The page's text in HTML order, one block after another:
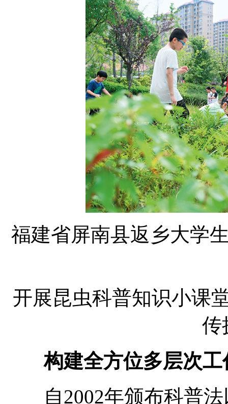
福建省屏南县返乡大学
开展昆虫科普知识小课
传
构建全方位多层次工
自2002年颁布科普法